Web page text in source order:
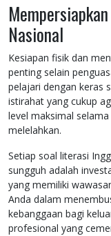
Nasional
Kesiapan fisik dan
penting selain
pelajari dengan keras
istirahat yang cukup
level maksimal
melelahkan.
Setiap soal literasi
sungguh adalah
yang memiliki
Anda dalam
kebanggaan bagi
profesional yang